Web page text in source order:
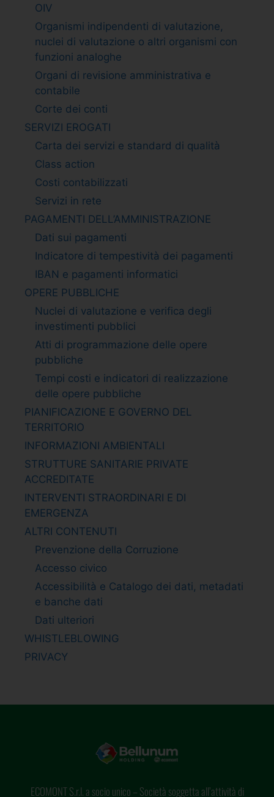
OIV
Organismi indipendenti di valutazione,
nuclei di valutazione o altri organismi con
funzioni analoghe
Organi di revisione amministrativa e
contabile
Corte dei conti
SERVIZI EROGATI
Carta dei servizi e standard di qualità
Class action
Costi contabilizzati
Servizi in rete
PAGAMENTI DELL’AMMINISTRAZIONE
Dati sui pagamenti
Indicatore di tempestività dei pagamenti
IBAN e pagamenti informatici
OPERE PUBBLICHE
Nuclei di valutazione e verifica degli
investimenti pubblici
Atti di programmazione delle opere
pubbliche
Tempi costi e indicatori di realizzazione
delle opere pubbliche
PIANIFICAZIONE E GOVERNO DEL
TERRITORIO
INFORMAZIONI AMBIENTALI
STRUTTURE SANITARIE PRIVATE
ACCREDITATE
INTERVENTI STRAORDINARI E DI
EMERGENZA
ALTRI CONTENUTI
Prevenzione della Corruzione
Accesso civico
Accessibilità e Catalogo dei dati, metadati
e banche dati
Dati ulteriori
WHISTLEBLOWING
PRIVACY
ECOMONT S.r.l. a socio unico – Società soggetta all’attività di